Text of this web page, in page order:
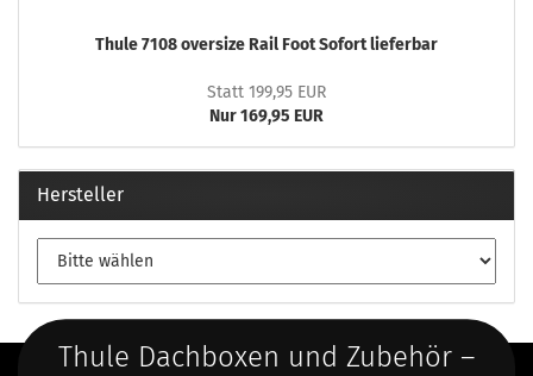
Thule 7108 oversize Rail Foot Sofort lieferbar
Statt 199,95 EUR
Nur 169,95 EUR
Hersteller
Thule Dachboxen und Zubehör –